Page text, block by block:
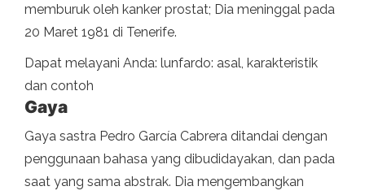
memburuk oleh kanker prostat; Dia meninggal pada
20 Maret 1981 di Tenerife.
Dapat melayani Anda: lunfardo: asal, karakteristik
dan contoh
Gaya
Gaya sastra Pedro García Cabrera ditandai dengan
penggunaan bahasa yang dibudidayakan, dan pada
saat yang sama abstrak. Dia mengembangkan